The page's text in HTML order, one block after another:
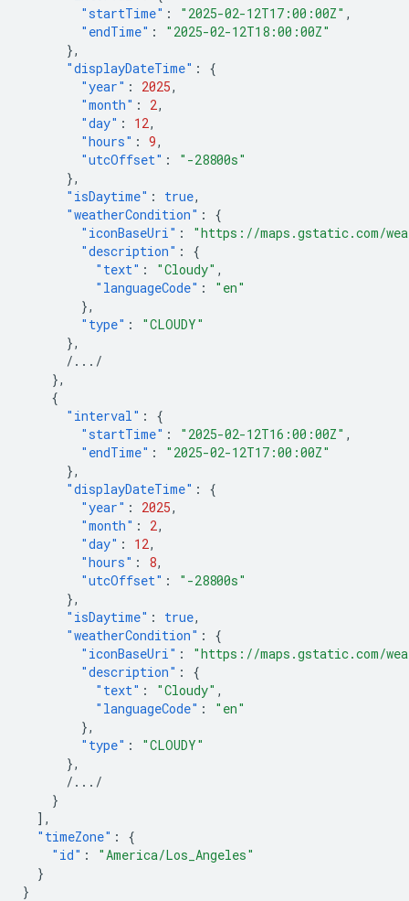
"startTime" : "2025-02-12T17:00:00Z" ,
"endTime" :
"2025-02-12T18:00:00Z"
},
"displayDateTime" :
{
"year" : 2025,
"month" : 2,
"day" : 12,
"hours" : 9,
"utcOffset" :
"-28800s"
},
"isDaytime" : true,
"weatherCondition" :
{
"iconBaseUri" :
"https://maps.gstatic.com/
"description" :
{
"text" : "Cloudy" ,
"languageCode" :
"en"
},
"type" :
"CLOUDY"
},
/.../
},
{
"interval" :
{
"startTime" : "2025-02-12T16:00:00Z" ,
"endTime" :
"2025-02-12T17:00:00Z"
},
"displayDateTime" :
{
"year" : 2025,
"month" : 2,
"day" : 12,
"hours" : 8,
"utcOffset" :
"-28800s"
},
"isDaytime" : true,
"weatherCondition" :
{
"iconBaseUri" :
"https://maps.gstatic.com/
"description" :
{
"text" : "Cloudy" ,
"languageCode" :
"en"
},
"type" :
"CLOUDY"
},
/.../
}
],
"timeZone" :
{
"id" :
"America/Los_Angeles"
}
}